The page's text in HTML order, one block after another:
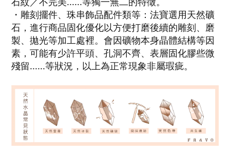
・雕刻擺件、珠串飾品配件類等：法寶選用天然礦
石，進行商品固化優化以方便打磨後續的雕刻、磨
製、拋光等加工處裡。會因礦物本身晶體結構等因
素，可能有少許平頭、孔洞不齊、表層固化膠些微
殘留......等狀況，以上為正常現象非屬瑕疵。